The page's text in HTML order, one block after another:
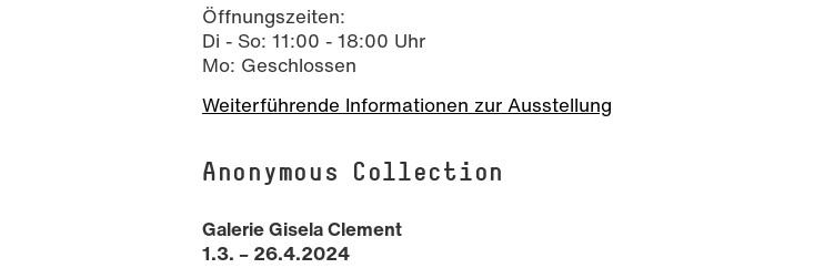
Öffnungszeiten:
Di - So: 11:00 - 18:00 Uhr
Mo: Geschlossen
Weiterführende Informationen zur Ausstellung
Anonymous Collection
Galerie Gisela Clement
1.3. – 26.4.2024